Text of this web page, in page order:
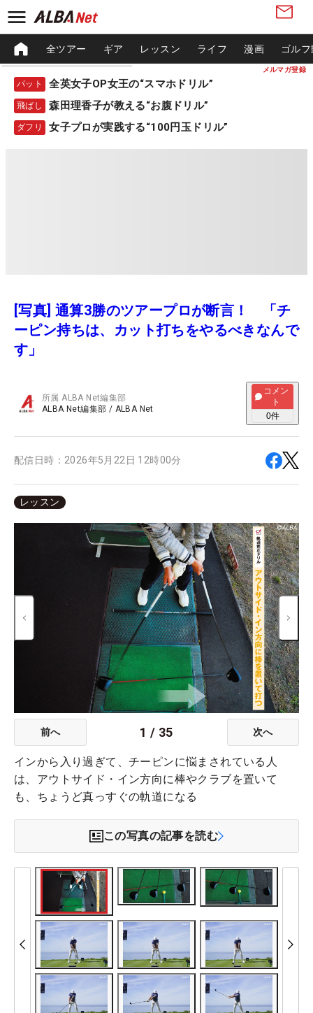
メルマガ登録
全ツアー ギア レッスン ライフ 漫画 ゴル
パット 全英女子OP女王の“スマホドリル”
飛ばし 森田理香子が教える“お腹ドリル”
ダフリ 女子プロが実践する“100円玉ドリル”
[写真] 通算3勝のツアープロが断言！ 「チ
ーピン持ちは、カット打ちをやるべきなんで
す」
所属ALBA Net編集部
ALBA Net編集部 / ALBA Net
コメン
ト
0件
配信日時： 2026年5月22日 12時00分
レッスン
前へ 1 / 35 次へ
インから入り過ぎて、チーピンに悩まされている人
は、アウトサイド・イン方向に棒やクラブを置いて
も、ちょうど真っすぐの軌道になる
この写真の記事を読む